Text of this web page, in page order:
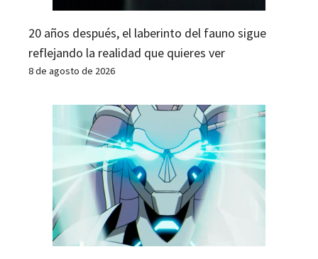
20 años después, el laberinto del fauno sigue
reflejando la realidad que quieres ver
8 de agosto de 2026